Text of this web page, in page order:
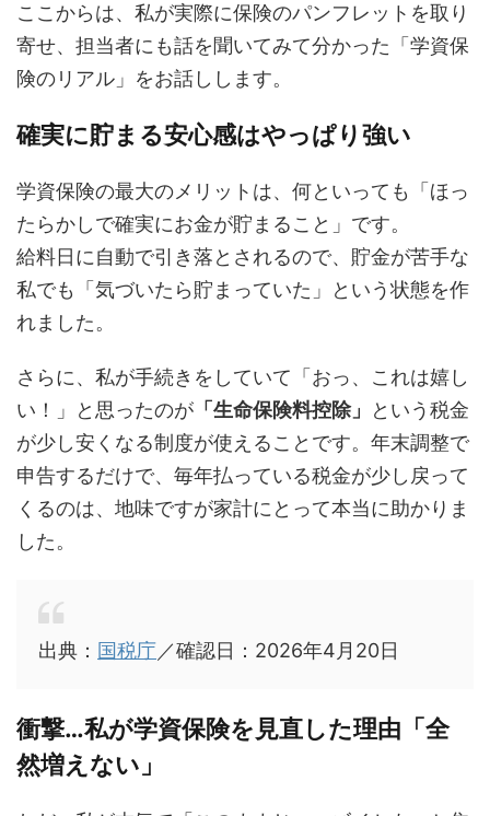
ここからは、私が実際に保険のパンフレットを取り
寄せ、担当者にも話を聞いてみて分かった「学資保
険のリアル」をお話しします。
確実に貯まる安心感はやっぱり強い
学資保険の最大のメリットは、何といっても「ほっ
たらかしで確実にお金が貯まること」です。
給料日に自動で引き落とされるので、貯金が苦手な
私でも「気づいたら貯まっていた」という状態を作
れました。
さらに、私が手続きをしていて「おっ、これは嬉し
い！」と思ったのが 「生命保険料控除」
という税金
が少し安くなる制度が使えることです。年末調整で
申告するだけで、毎年払っている税金が少し戻って
くるのは、地味ですが家計にとって本当に助かりま
した。
出典： 国税庁／確認日：2026年4月20日
衝撃…私が学資保険を見直した理由「全
然増えない」